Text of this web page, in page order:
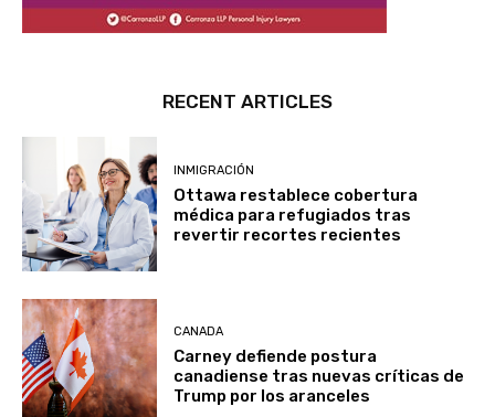
RECENT ARTICLES
INMIGRACIÓN
Ottawa restablece cobertura
médica para refugiados tras
revertir recortes recientes
CANADA
Carney defiende postura
canadiense tras nuevas críticas de
Trump por los aranceles